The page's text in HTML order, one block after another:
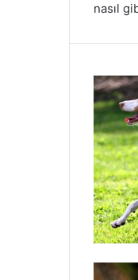
nasıl